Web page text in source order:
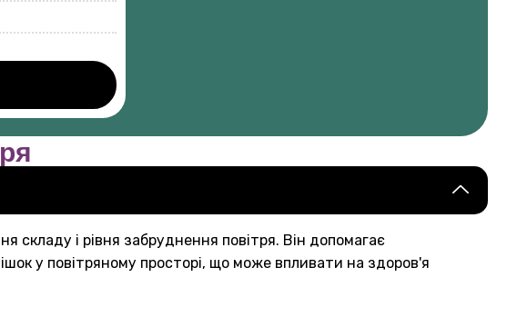
складу і рівня забруднення повітря. Він допомагає
у повітряному просторі, що може впливати на здоров'я